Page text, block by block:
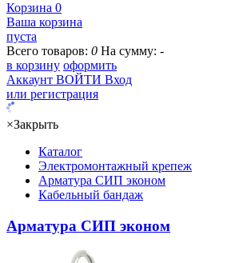
Корзина 0
Ваша корзина
пуста
Всего товаров: 0 На сумму: -
в корзину оформить
Аккаунт ВОЙТИ Вход
или регистрация
×Закрыть
Каталог
Электромонтажный крепеж
Арматура СИП эконом
Кабельный бандаж
Арматура СИП эконом